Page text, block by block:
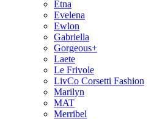
Etna
Evelena
Ewlon
Gabriella
Gorgeous+
Laete
Le Frivole
LivCo Corsetti Fashion
Marilyn
MAT
Merribel